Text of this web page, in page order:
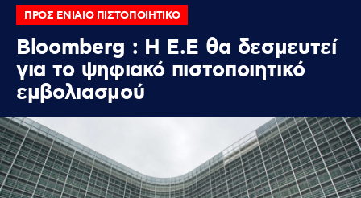
ΠΡΟΣ ΕΝΙΑΙΟ ΠΙΣΤΟΠΟΙΗΤΙΚΟ
Bloomberg : Η Ε.Ε θα δεσμευτεί
για το ψηφιακό πιστοποιητικό
εμβολιασμού